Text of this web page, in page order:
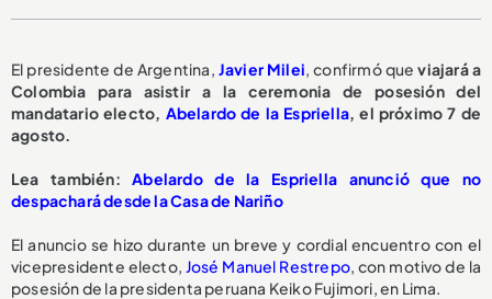
El presidente de Argentina, Javier Milei, confirmó queviajará a
Colombia para asistir a la ceremonia de posesión del
mandatario electo, Abelardo de la Espriella, el próximo 7 de
agosto.
Lea también:Abelardo de la Espriella anunció que no
despachará desde la Casa de Nariño
El anuncio se hizo durante un breve y cordial encuentro con el
vicepresidente electo, José Manuel Restrepo, con motivo de la
posesión de la presidenta peruana Keiko Fujimori, en Lima.